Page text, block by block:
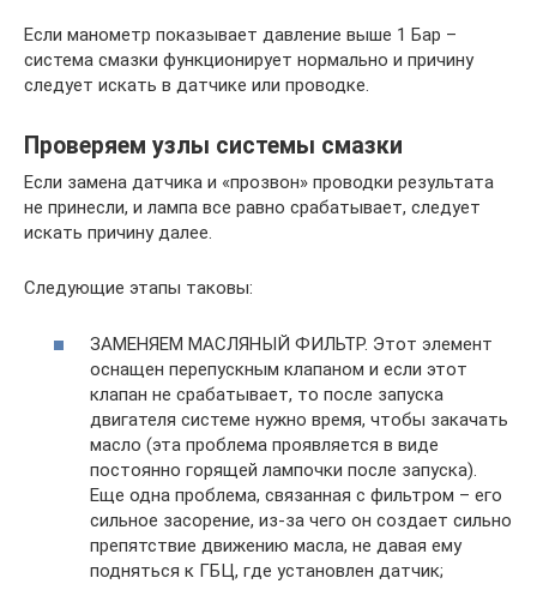
Если манометр показывает давление выше 1 Бар –
система смазки функционирует нормально и причину
следует искать в датчике или проводке.
Проверяем узлы системы смазки
Если замена датчика и «прозвон» проводки результата
не принесли, и лампа все равно срабатывает, следует
искать причину далее.
Следующие этапы таковы:
ЗАМЕНЯЕМ МАСЛЯНЫЙ ФИЛЬТР. Этот элемент
оснащен перепускным клапаном и если этот
клапан не срабатывает, то после запуска
двигателя системе нужно время, чтобы закачать
масло (эта проблема проявляется в виде
постоянно горящей лампочки после запуска).
Еще одна проблема, связанная с фильтром – его
сильное засорение, из-за чего он создает сильно
препятствие движению масла, не давая ему
подняться к ГБЦ, где установлен датчик;